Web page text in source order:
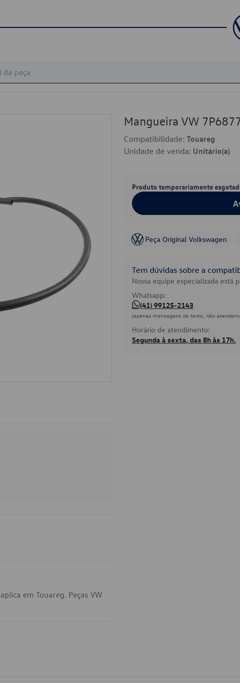
em Touareg. Peças VW
Mangueira VW
Compatibilidade: Touareg
Unidade de venda: Unitário(a)
Produto temporariamente
Peça Original Volkswagen
Tem dúvidas sobre a
Nossa equipe especializada está
Whatsapp:
(41) 99125-2143
(apenas mensagens de texto, não
Horário de atendimento:
Segunda à sexta, das 8h às 17h.